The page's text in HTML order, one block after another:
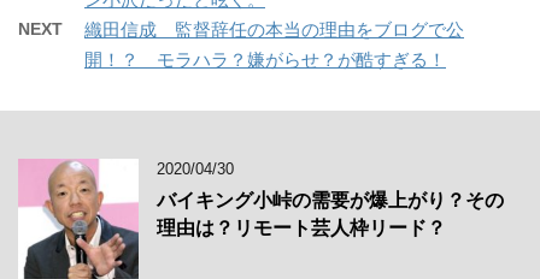
NEXT
織田信成 監督辞任の本当の理由をブログで公
開！？ モラハラ？嫌がらせ？が酷すぎる！
2020/04/30
バイキング小峠の需要が爆上がり？その
理由は？リモート芸人枠リード？